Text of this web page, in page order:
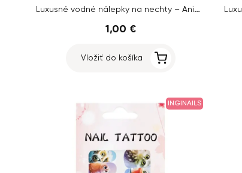
Luxusné vodné nálepky na nechty – Animal – A1301
1,00 €
Vložiť do košíka
INGINAILS